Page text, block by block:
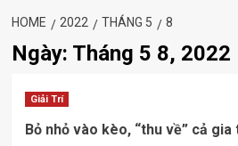
HOME 2022 THÁNG 5 8
Ngày: Tháng 5 8, 2022
Giải Trí
Bỏ nhỏ vào kèo, “thu về” cả